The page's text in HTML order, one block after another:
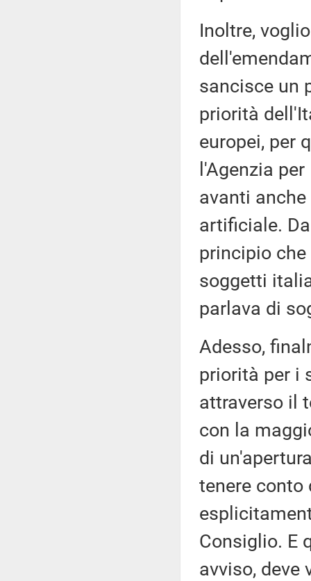
Inoltre,
sancisce un
priorità
europei, per
l'Agenzia
avanti
artificiale.
principio
soggetti
parlava di
Adesso,
priorità per i
attraverso il
con la
di
tenere conto
Consiglio. E
avviso, deve